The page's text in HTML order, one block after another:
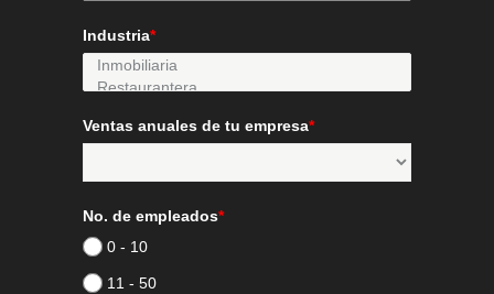
Industria*
Ventas anuales de tu empresa*
No. de empleados*
0 - 10
11 - 50